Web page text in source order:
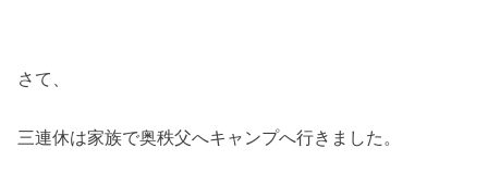
さて、
三連休は家族で奥秩父へキャンプへ行きました。